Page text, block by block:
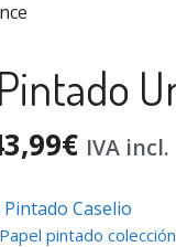
€ IVA incl.
Pintado Caselio
Papel pintado